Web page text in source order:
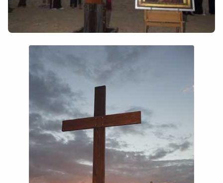
Foros
Diccionario
Traductor
Dichos
Cancionero Local
Apodos